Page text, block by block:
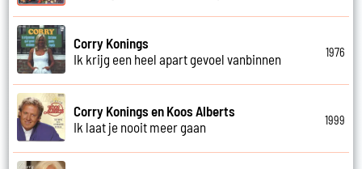
Corry Konings
Ik krijg een heel apart gevoel vanbinnen
1976
Corry Konings en Koos Alberts
Ik laat je nooit meer gaan
1999